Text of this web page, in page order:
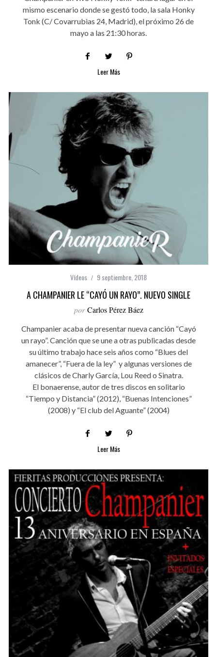
mismo escenario donde se gestó todo, la sala Honky
Tonk (C/ Covarrubias 24, Madrid), el próximo 26 de
mayo a las 21:30 horas.
Leer Más
Vídeos 9 septiembre, 2018
A CHAMPANIER LE “CAYÓ UN RAYO”. NUEVO SINGLE
por Carlos Pérez Báez
Champanier acaba de presentar nueva canción “Cayó
un rayo”. Canción que se une a otras publicadas desde
su último trabajo hace seis años como “Blues del
amanecer”, “Fuera de la ley” y algunas versiones de
clásicos de Charly García, Lou Reed o Sinatra.
El bonaerense, autor de tres discos en solitario
“Tiempo y Distancia” (2012), “Buenas Intenciones”
(2008) y “El club del Aguante” (2004)
Leer Más